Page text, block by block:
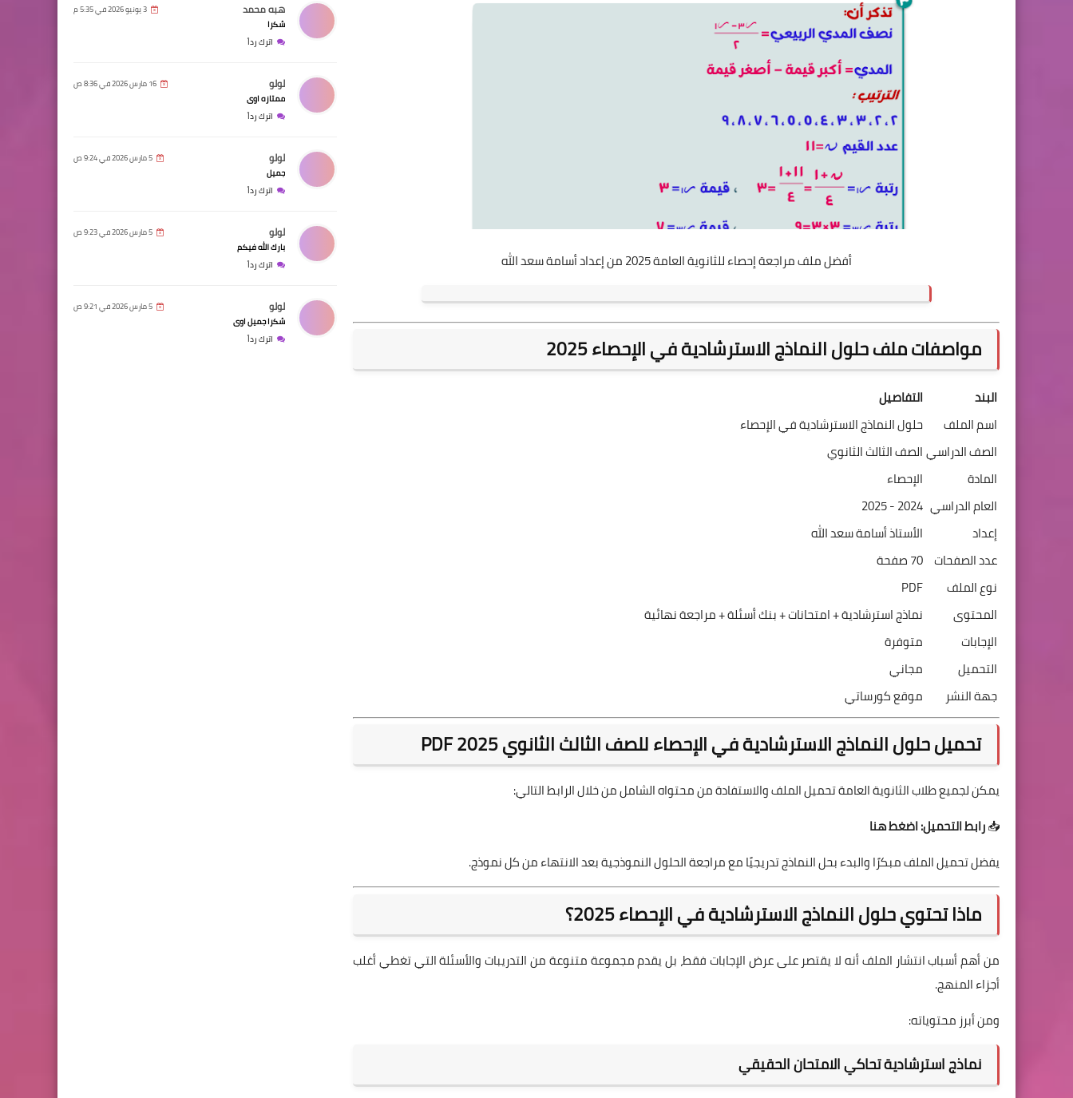
أفضل ملف مراجعة إحصاء للثانوية العامة 2025 من إعداد أسامة سعد الله
مواصفات ملف حلول النماذج الاسترشادية في الإحصاء 2025
البند
التفاصيل
اسم الملف
حلول النماذج الاسترشادية في الإحصاء
الصف الدراسيالصف الثالث الثانوي
المادة
الإحصاء
العام الدراسي 2024 - 2025
إعداد
الأستاذ أسامة سعد الله
عدد الصفحات 70 صفحة
نوع الملف
PDF
المحتوى
نماذج استرشادية + امتحانات + بنك أسئلة + مراجعة نهائية
الإجابات
متوفرة
التحميل
مجاني
جهة النشر
موقع كورساتي
تحميل حلول النماذج الاسترشادية في الإحصاء للصف الثالث الثانوي 2025 PDF
يمكن لجميع طلاب الثانوية العامة تحميل الملف والاستفادة من محتواه الشامل من خلال الرابط التالي:
📥رابط التحميل: اضغط هنا
يفضل تحميل الملف مبكرًا والبدء بحل النماذج تدريجيًا مع مراجعة الحلول النموذجية بعد الانتهاء من كل نموذج.
ماذا تحتوي حلول النماذج الاسترشادية في الإحصاء 2025؟
من أهم أسباب انتشار الملف أنه لا يقتصر على عرض الإجابات فقط، بل يقدم مجموعة متنوعة من التدريبات والأسئلة التي تغطي أغلب
أجزاء المنهج.
ومن أبرز محتوياته:
نماذج استرشادية تحاكي الامتحان الحقيقي
هبه محمد 3 يونيو 2026 في 5:35 م
شكرا
اترك رداً
لولو 16 مارس 2026 في 8:36 ص
ممتازه اوى
اترك رداً
لولو 5 مارس 2026 في 9:24 ص
جميل
اترك رداً
لولو 5 مارس 2026 في 9:23 ص
بارك الله فيكم
اترك رداً
لولو 5 مارس 2026 في 9:21 ص
شكرا جميل اوى
اترك رداً